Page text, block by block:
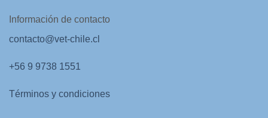
Información de contacto
contacto@vet-chile.cl
+56 9 9738 1551
Términos y condiciones